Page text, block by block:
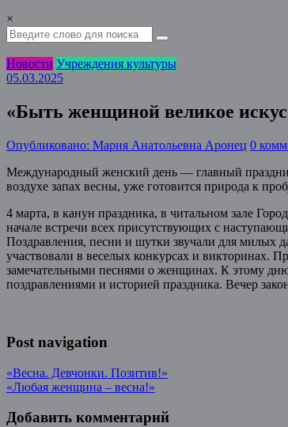
×
Новости Учреждения культуры
05.03.2025
«Быть женщиной великое
Опубликовано: Мария Анатольевна Аронец 0
Международный женский день — главный
воздухе запах весны, уже готовится природа к
4 марта, в канун праздника, в читальном зале
начале встречи всех присутствующих с
Поздравления, песни и шутки звучали для милых
участвовали в веселых конкурсах и
замечательными песнями о женщинах. К этому
поздравлениями и историей праздника. Вечер
Post navigation
«Весна. Девчонки. Позитив!»
«Любая женщина – весна!»
Добавить комментарий